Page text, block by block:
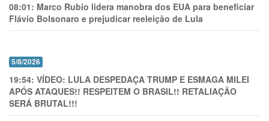
08:01: Marco Rubio lidera manobra dos EUA para beneficiar
Flávio Bolsonaro e prejudicar reeleição de Lula
5/8/2026
19:54: VÍDEO: LULA DESPEDAÇA TRUMP E ESMAGA MILEI
APÓS ATAQUES!! RESPEITEM O BRASIL!! RETALIAÇÃO
SERÁ BRUTAL!!!